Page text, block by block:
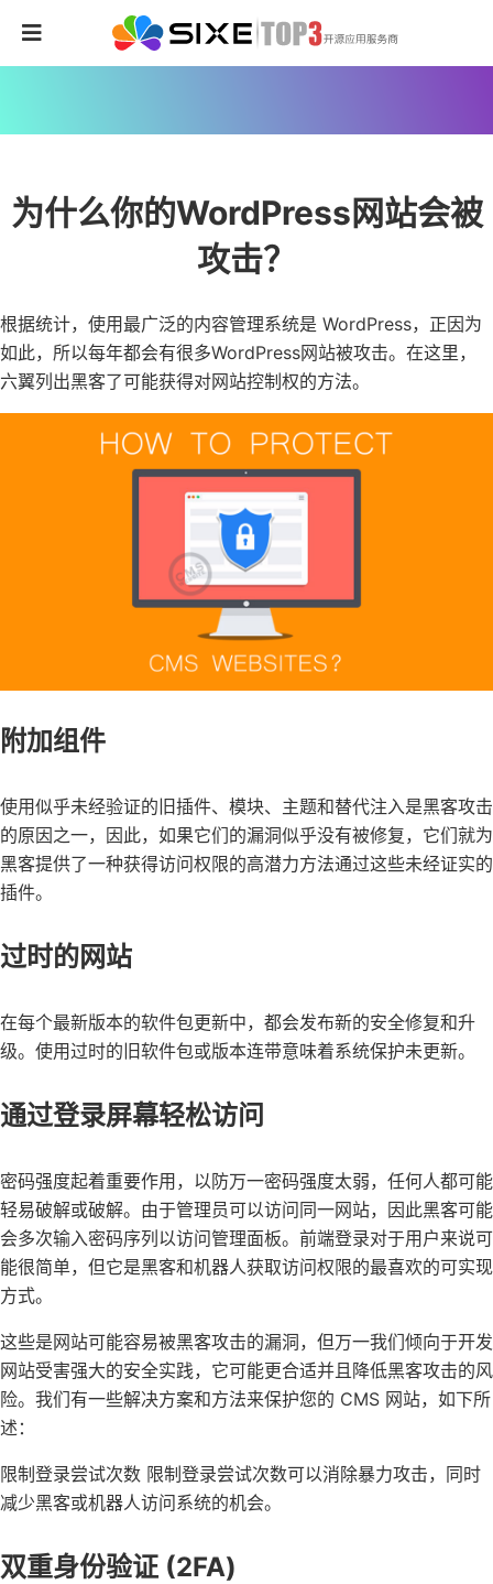
为什么你的WordPress网站会被
攻击？
根据统计，使用最广泛的内容管理系统是 WordPress，正因为
如此，所以每年都会有很多WordPress网站被攻击。在这里，
六翼列出黑客了可能获得对网站控制权的方法。
附加组件
使用似乎未经验证的旧插件、模块、主题和替代注入是黑客攻击
的原因之一，因此，如果它们的漏洞似乎没有被修复，它们就为
黑客提供了一种获得访问权限的高潜力方法通过这些未经证实的
插件。
过时的网站
在每个最新版本的软件包更新中，都会发布新的安全修复和升
级。使用过时的旧软件包或版本连带意味着系统保护未更新。
通过登录屏幕轻松访问
密码强度起着重要作用，以防万一密码强度太弱，任何人都可能
轻易破解或破解。由于管理员可以访问同一网站，因此黑客可能
会多次输入密码序列以访问管理面板。前端登录对于用户来说可
能很简单，但它是黑客和机器人获取访问权限的最喜欢的可实现
方式。
这些是网站可能容易被黑客攻击的漏洞，但万一我们倾向于开发
网站受害强大的安全实践，它可能更合适并且降低黑客攻击的风
险。我们有一些解决方案和方法来保护您的 CMS 网站，如下所
述：
限制登录尝试次数 限制登录尝试次数可以消除暴力攻击，同时
减少黑客或机器人访问系统的机会。
双重身份验证 (2FA)